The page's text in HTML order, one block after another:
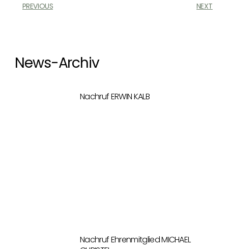
PREVIOUS NEXT
News-Archiv
Nachruf ERWIN KALB
Nachruf Ehrenmitglied MICHAEL